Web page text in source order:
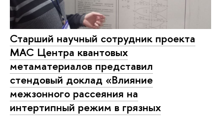
Старший научный сотрудник проекта
МАС Центра квантовых
метаматериалов представил
стендовый доклад «Влияние
межзонного рассеяния на
интертипный режим в грязных